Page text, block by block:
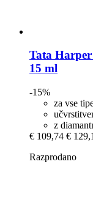
Tata
15 ml
-15%
za vse
z
€ 109,74 €
Razprodano